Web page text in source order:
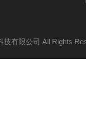
技有限公司 All Rights